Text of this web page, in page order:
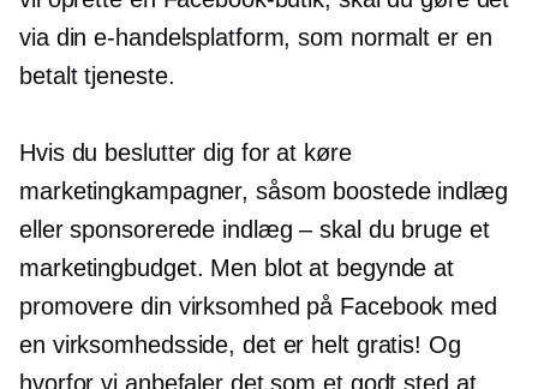
via din e-handelsplatform, som normalt er en
betalt tjeneste.
Hvis du beslutter dig for at køre
marketingkampagner, såsom boostede indlæg
eller sponsorerede indlæg – skal du bruge et
marketingbudget. Men blot at begynde at
promovere din virksomhed på Facebook med
en virksomhedsside, det er helt gratis! Og
hvorfor vi anbefaler det som et godt sted at